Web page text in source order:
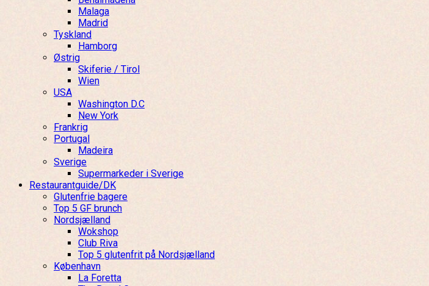
Malaga
Madrid
Tyskland
Hamborg
Østrig
Skiferie / Tirol
Wien
USA
Washington D.C
New York
Frankrig
Portugal
Madeira
Sverige
Supermarkeder i Sverige
Restaurantguide/DK
Glutenfrie bagere
Top 5 GF brunch
Nordsjælland
Wokshop
Club Riva
Top 5 glutenfrit på Nordsjælland
København
La Foretta